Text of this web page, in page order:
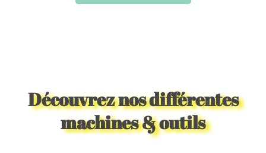
Découvrez nos différentes
machines & outils